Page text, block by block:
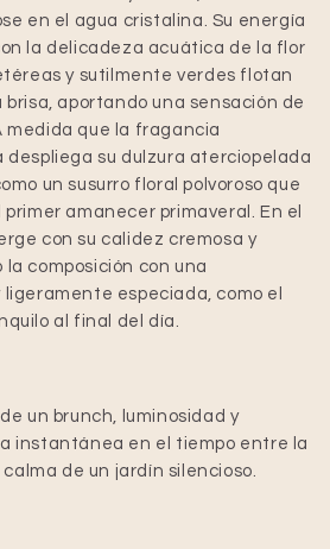
en el agua cristalina. Su energía
la delicadeza acuática de la flor
y sutilmente verdes flotan
brisa, aportando una sensación de
medida que la fragancia
despliega su dulzura aterciopelada
un susurro floral polvoroso que
amanecer primaveral. En el
con su calidez cremosa y
composición con una
especiada, como el
al final del día.
un brunch, luminosidad y
instantánea en el tiempo entre la
calma de un jardín silencioso.